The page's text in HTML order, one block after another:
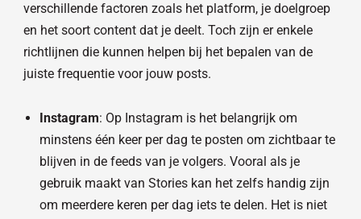
verschillende factoren zoals het platform, je doelgroep
en het soort content dat je deelt. Toch zijn er enkele
richtlijnen die kunnen helpen bij het bepalen van de
juiste frequentie voor jouw posts.
Instagram: Op Instagram is het belangrijk om
minstens één keer per dag te posten om zichtbaar te
blijven in de feeds van je volgers. Vooral als je
gebruik maakt van Stories kan het zelfs handig zijn
om meerdere keren per dag iets te delen. Het is niet